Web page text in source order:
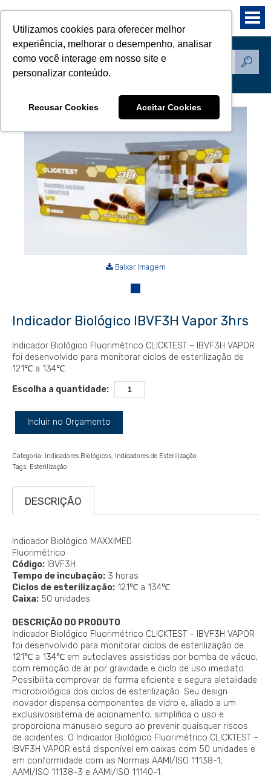
Utilizamos cookies para oferecer melhor
experiência, melhorar o desempenho, analisar
como você interage em nosso site e
personalizar conteúdo.
Recusar Cookies Aceitar Cookies
Produtos
Baixar imagem
Indicador Biológico IBVF3H Vapor 3hrs
Indicador Biológico Fluorimétrico CLICKTEST – IBVF3H VAPOR
foi desenvolvido para monitorar ciclos de esterilização de
121℃ a 134℃
Escolha a quantidade:
Incluir no Orçamento
Categoria: Indicadores Biológicos Indicadores de Esterilização
Tags: Esterilização
DESCRIÇÃO
Indicador Biológico MAXXIMED
Fluorimétrico
Código: IBVF3H
Tempo de incubação: 3 horas
Ciclos de esterilização: 121℃ a 134℃
Caixa: 50 unidades
DESCRIÇÃO DO PRODUTO
Indicador Biológico Fluorimétrico CLICKTEST – IBVF3H VAPOR
foi desenvolvido para monitorar ciclos de esterilização de
121℃ a 134℃ em autoclaves assistidas por bomba de vácuo,
com remoção de ar por gravidade e ciclo de uso imediato.
Possibilita comprovar de forma eficiente e segura aletalidade
microbiológica dos ciclos de esterilização. Seu design
inovador dispensa componentes de vidro e, aliado a um
exclusivosistema de acionamento, simplifica o uso e
proporciona manuseio seguro ao prevenir quaisquer riscos
de acidentes. O Indicador Biológico Fluorimétrico CLICKTEST –
IBVF3H VAPOR está disponível em caixas com 50 unidades e
em conformidade com as Normas AAMI/ISO 11138-1,
AAMI/ISO 11138-3 e AAMI/ISO 11140-1.